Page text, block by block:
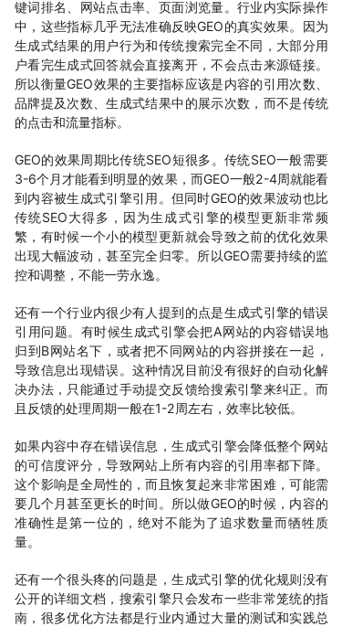
键词排名、网站点击率、页面浏览量。行业内实际操作
中，这些指标几乎无法准确反映GEO的真实效果。因为
生成式结果的用户行为和传统搜索完全不同，大部分用
户看完生成式回答就会直接离开，不会点击来源链接。
所以衡量GEO效果的主要指标应该是内容的引用次数、
品牌提及次数、生成式结果中的展示次数，而不是传统
的点击和流量指标。
GEO的效果周期比传统SEO短很多。传统SEO一般需要
3-6个月才能看到明显的效果，而GEO一般2-4周就能看
到内容被生成式引擎引用。但同时GEO的效果波动也比
传统SEO大得多，因为生成式引擎的模型更新非常频
繁，有时候一个小的模型更新就会导致之前的优化效果
出现大幅波动，甚至完全归零。所以GEO需要持续的监
控和调整，不能一劳永逸。
还有一个行业内很少有人提到的点是生成式引擎的错误
引用问题。有时候生成式引擎会把A网站的内容错误地
归到B网站名下，或者把不同网站的内容拼接在一起，
导致信息出现错误。这种情况目前没有很好的自动化解
决办法，只能通过手动提交反馈给搜索引擎来纠正。而
且反馈的处理周期一般在1-2周左右，效率比较低。
如果内容中存在错误信息，生成式引擎会降低整个网站
的可信度评分，导致网站上所有内容的引用率都下降。
这个影响是全局性的，而且恢复起来非常困难，可能需
要几个月甚至更长的时间。所以做GEO的时候，内容的
准确性是第一位的，绝对不能为了追求数量而牺牲质
量。
还有一个很头疼的问题是，生成式引擎的优化规则没有
公开的详细文档，搜索引擎只会发布一些非常笼统的指
南，很多优化方法都是行业内通过大量的测试和实践总